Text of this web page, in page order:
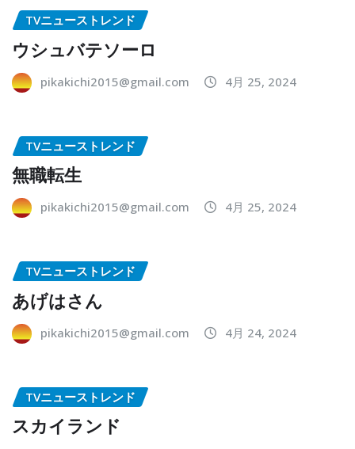
TVニューストレンド
ウシュバテソーロ
pikakichi2015@gmail.com 4月 25, 2024
TVニューストレンド
無職転生
pikakichi2015@gmail.com 4月 25, 2024
TVニューストレンド
あげはさん
pikakichi2015@gmail.com 4月 24, 2024
TVニューストレンド
スカイランド